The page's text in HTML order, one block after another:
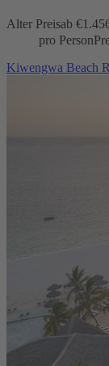
Alter Preisab €
pro Person
Kiwengwa Beach